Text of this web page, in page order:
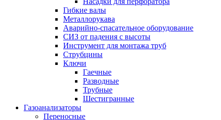
Гибкие валы
Металлорукава
Аварийно-спасательное оборудование
СИЗ от падения с высоты
Инструмент для монтажа труб
Струбцины
Ключи
Гаечные
Разводные
Трубные
Шестигранные
Газоанализаторы
Переносные